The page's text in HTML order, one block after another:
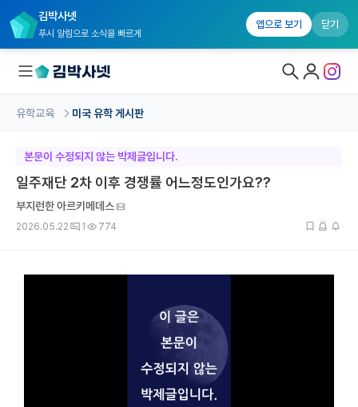
김박사넷
푸시 알림으로 소식을 빠르게
앱으로 보기 닫기
국내대학원 정보
연구실&오픈랩
커뮤니티
유학교육 미국 유학 게시판
본문이 수정되지 않는 박제글입니다.
일주재단 2차 이후 경쟁률 어느정도인가요??
부지런한 아르키메데스
2026.05.22 1 774